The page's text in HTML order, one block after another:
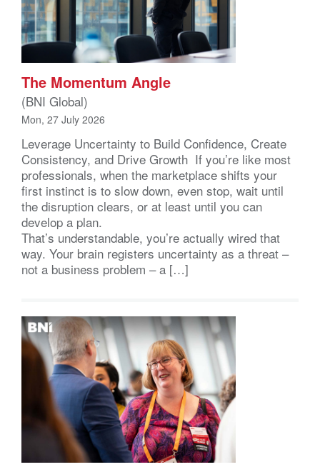
The Momentum Angle
(BNI Global)
Mon, 27 July 2026
Leverage Uncertainty to Build Confidence, Create
Consistency, and Drive Growth If you’re like most
professionals, when the marketplace shifts your
first instinct is to slow down, even stop, wait until
the disruption clears, or at least until you can
develop a plan.
That’s understandable, you’re actually wired that
way. Your brain registers uncertainty as a threat –
not a business problem – a […]